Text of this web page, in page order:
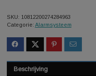
SKU:10812200274284963
Categorie:Alarmsysteem